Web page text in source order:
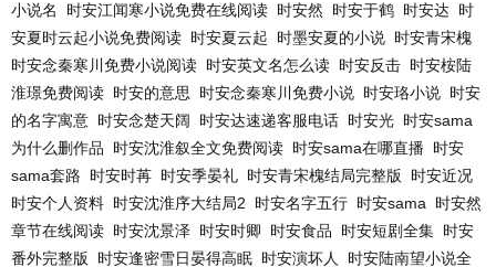
小说名
时安江闻寒小说免费在线阅读 时安然 时安于鹤 时安达 时
安夏时云起小说免费阅读 时安夏云起 时墨安夏的小说 时安青宋槐
时安念秦寒川免费小说阅读 时安英文名怎么读 时安反击 时安桉陆
淮璟免费阅读 时安的意思 时安念秦寒川免费小说 时安珞小说 时安
的名字寓意 时安念楚天阔 时安达速递客服电话 时安光 时安sama
为什么删作品
时安沈淮叙全文免费阅读 时安sama在哪直播 时安
sama套路
时安时苒 时安季晏礼 时安青宋槐结局完整版
时安近况
时安个人资料 时安沈淮序大结局2 时安名字五行 时安sama
时安然
章节在线阅读 时安沈景泽 时安时卿 时安食品 时安短剧全集 时安
番外完整版
时安逢密雪日晏得高眠 时安演坏人
时安陆南望小说全